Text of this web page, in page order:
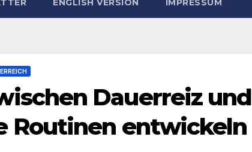
ENGLISH VERSION IMPRESSUM
Dauerreiz und
Routinen entwickeln